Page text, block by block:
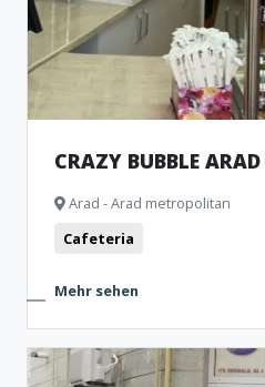
CRAZY BUBBLE ARAD
Arad - Arad metropolitan
Cafeteria
Mehr sehen